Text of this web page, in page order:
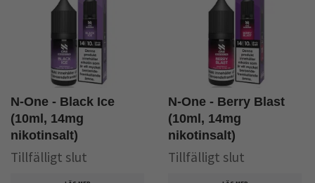
N-One - Black Ice
(10ml, 14mg
nikotinsalt)
Tillfälligt slut
N-One - Berry Blast
(10ml, 14mg
nikotinsalt)
Tillfälligt slut